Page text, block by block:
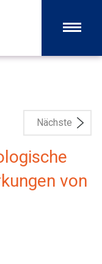
Nächste
von